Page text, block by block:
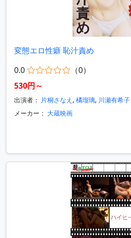
変態エロ性癖 恥汁責め
0.0
（0）
530円～
出演者： 片桐さなえ , 橘瑠璃, 川瀬有希子
メーカー： 大蔵映画